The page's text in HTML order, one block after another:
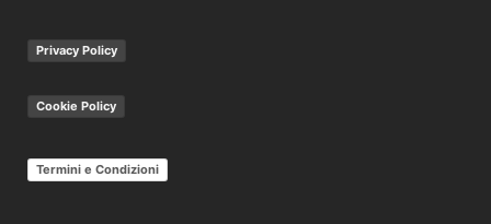
Privacy Policy
Cookie Policy
Termini e Condizioni